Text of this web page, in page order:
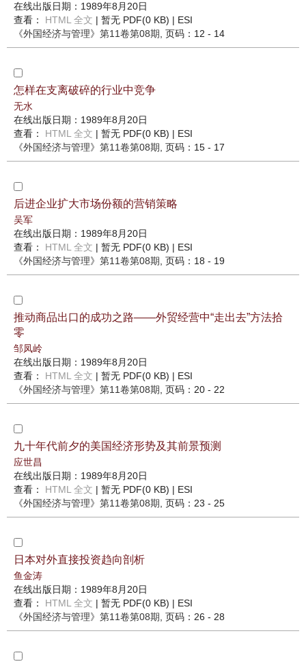
在线出版日期：1989年8月20日
查看： HTML 全文 | 暂无 PDF(0 KB) | ESI
《外国经济与管理》 第11卷第08期 , 页码：12 - 14
怎样在支离破碎的行业中竞争
无水
在线出版日期：1989年8月20日
查看： HTML 全文 | 暂无 PDF(0 KB) | ESI
《外国经济与管理》 第11卷第08期 , 页码：15 - 17
后进企业扩大市场份额的营销策略
吴军
在线出版日期：1989年8月20日
查看： HTML 全文 | 暂无 PDF(0 KB) | ESI
《外国经济与管理》 第11卷第08期 , 页码：18 - 19
推动商品出口的成功之路——外贸经营中“走出去”方法拾
零
邹凤岭
在线出版日期：1989年8月20日
查看： HTML 全文 | 暂无 PDF(0 KB) | ESI
《外国经济与管理》 第11卷第08期 , 页码：20 - 22
九十年代前夕的美国经济形势及其前景预测
应世昌
在线出版日期：1989年8月20日
查看： HTML 全文 | 暂无 PDF(0 KB) | ESI
《外国经济与管理》 第11卷第08期 , 页码：23 - 25
日本对外直接投资趋向剖析
鱼金涛
在线出版日期：1989年8月20日
查看： HTML 全文 | 暂无 PDF(0 KB) | ESI
《外国经济与管理》 第11卷第08期 , 页码：26 - 28